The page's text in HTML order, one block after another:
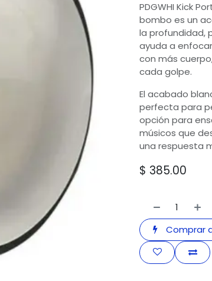
PDGWHI Kick
bombo es un
la profundidad,
ayuda a
con más
cada golpe.
El acabado
perfecta para
opción para
músicos que
una respuesta
$ 385.00
Comprar